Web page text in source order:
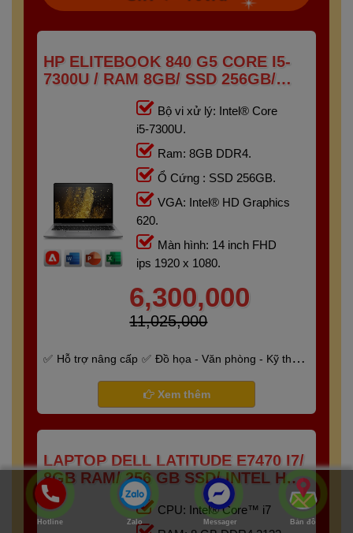
HP ELITEBOOK 840 G5 CORE I5-
7300U / RAM 8GB/ SSD 256GB/
FHD IPS 14 INCH
Bộ vi xử lý: Intel® Core
i5-7300U.
Ram: 8GB DDR4.
Ổ Cứng : SSD 256GB.
VGA: Intel® HD Graphics
620.
Màn hình: 14 inch FHD
ips 1920 x 1080.
6,300,000
11,025,000
Hỗ trợ nâng cấp
Đồ họa - Văn phòng - Kỹ thuật
Xem thêm
LAPTOP DELL LATITUDE E7470 I7/
8GB RAM/ 256 GB SSD/ INTEL HD
520/ TOUCH SCREEN
CPU: Intel® Core™ i7
Hotline Zalo Messager Bản đồ